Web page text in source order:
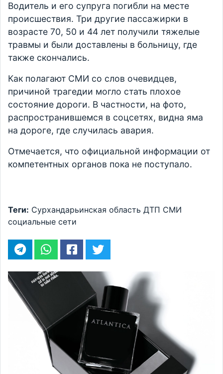
Водитель и его супруга погибли на месте
происшествия. Три другие пассажирки в
возрасте 70, 50 и 44 лет получили тяжелые
травмы и были доставлены в больницу, где
также скончались.
Как полагают СМИ со слов очевидцев,
причиной трагедии могло стать плохое
состояние дороги. В частности, на фото,
распространившемся в соцсетях, видна яма
на дороге, где случилась авария.
Отмечается, что официальной информации от
компетентных органов пока не поступало.
Теги: Сурхандарьинская область ДТП СМИ
социальные сети